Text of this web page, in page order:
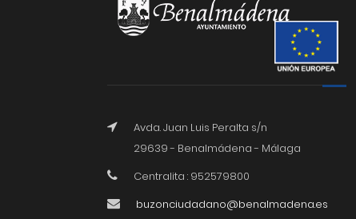
Avda. Juan Luis Peralta s/n
29639 - Benalmádena - Málaga
Centralita : 952579800
buzonciudadano@benalmadena.es